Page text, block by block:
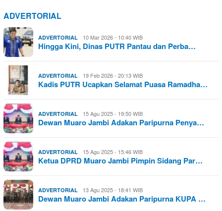
ADVERTORIAL
ADVERTORIAL 10 Mar 2026 - 10:40 WIB
Hingga Kini, Dinas PUTR Pantau dan Perba…
ADVERTORIAL 19 Feb 2026 - 20:13 WIB
Kadis PUTR Ucapkan Selamat Puasa Ramadha…
ADVERTORIAL 15 Agu 2025 - 19:50 WIB
Dewan Muaro Jambi Adakan Paripurna Penya…
ADVERTORIAL 15 Agu 2025 - 15:46 WIB
Ketua DPRD Muaro Jambi Pimpin Sidang Par…
ADVERTORIAL 13 Agu 2025 - 18:41 WIB
Dewan Muaro Jambi Adakan Paripurna KUPA …